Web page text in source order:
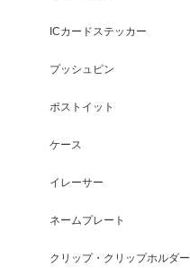
ICカードステッカー
プッシュピン
ポストイット
ケース
イレーサー
ネームプレート
クリップ・クリップホルダー